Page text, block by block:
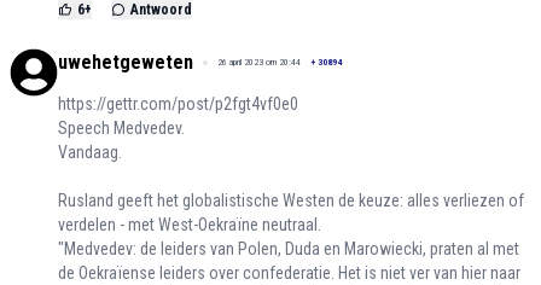
6+ Antwoord
uwehetgeweten 26 april 2023 om 20:44 + 30894
https://gettr.com/post/p2fgt4vf0e0
Speech Medvedev.
Vandaag.
Rusland geeft het globalistische Westen de keuze: alles verliezen of
verdelen - met West-Oekraïne neutraal.
"Medvedev: de leiders van Polen, Duda en Marowiecki, praten al met
de Oekraïense leiders over confederatie. Het is niet ver van hier naar